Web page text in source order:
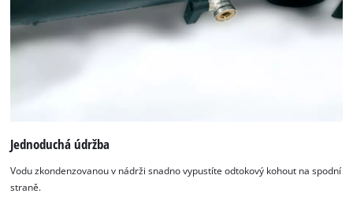
Jednoduchá údržba
Vodu zkondenzovanou v nádrži snadno vypustíte odtokový kohout na spodní
straně.